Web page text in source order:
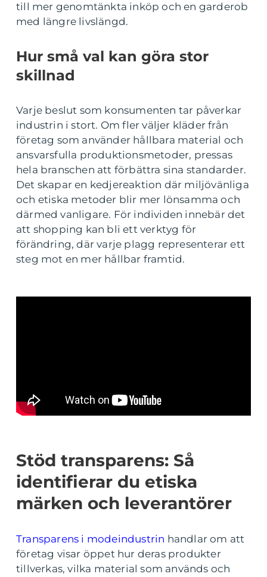
till mer genomtänkta inköp och en garderob
med längre livslängd.
Hur små val kan göra stor
skillnad
Varje beslut som konsumenten tar påverkar
industrin i stort. Om fler väljer kläder från
företag som använder hållbara material och
ansvarsfulla produktionsmetoder, pressas
hela branschen att förbättra sina standarder.
Det skapar en kedjereaktion där miljövänliga
och etiska metoder blir mer lönsamma och
därmed vanligare. För individen innebär det
att shopping kan bli ett verktyg för
förändring, där varje plagg representerar ett
steg mot en mer hållbar framtid.
Stöd transparens: Så
identifierar du etiska
märken och leverantörer
Transparens i modeindustrin handlar om att
företag visar öppet hur deras produkter
tillverkas, vilka material som används och